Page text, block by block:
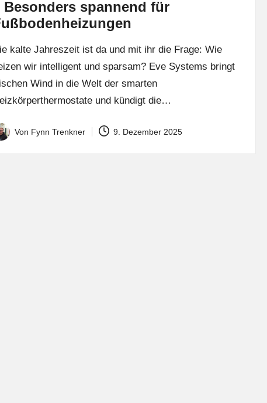
Besonders spannend für
kalte Jahreszeit ist da und mit ihr die Frage: Wie
wir intelligent und sparsam? Eve Systems bringt
Wind in die Welt der smarten
und kündigt die…
Von Fynn Trenkner 9. Dezember 2025